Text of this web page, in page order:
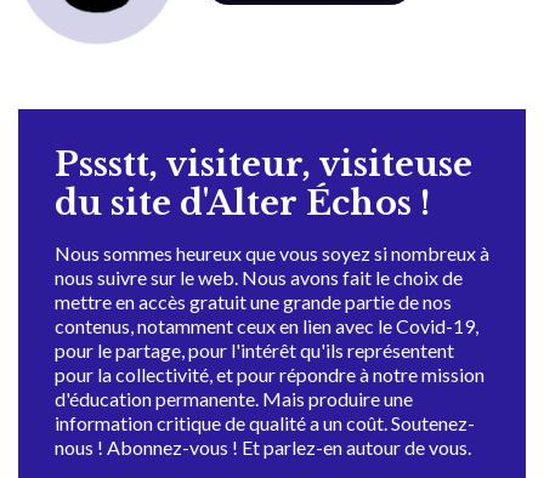
Pssstt, visiteur, visiteuse
du site d'Alter Échos !
Nous sommes heureux que vous soyez si nombreux à
nous suivre sur le web. Nous avons fait le choix de
mettre en accès gratuit une grande partie de nos
contenus, notamment ceux en lien avec le Covid-19,
pour le partage, pour l'intérêt qu'ils représentent
pour la collectivité, et pour répondre à notre mission
d'éducation permanente. Mais produire une
information critique de qualité a un coût. Soutenez-
nous ! Abonnez-vous ! Et parlez-en autour de vous.